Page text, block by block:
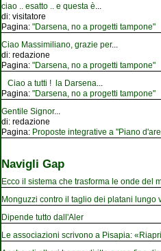
ciao .. esatto .. e questa è
di: visitatore
Pagina: "Darsena, no a progetti tampone"
Ciao Massimiliano, grazie per...
di: redazione
Pagina: "Darsena, no a progetti tampone"
Ciao a tutti ! la Darsena
Pagina: "Darsena, no a progetti tampone"
Gentile Signor...
di: redazione
Pagina: Proposte integrative a "Piano
Navigli Gap
Ecco il sistema che trasforma le onde del
Monguzzi contro il taglio dei platani lungo
Dipende tutto dall'Aler
Le associazioni scrivono a Pisapia: